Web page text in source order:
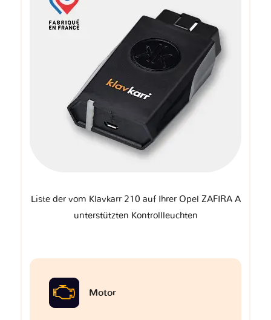
Liste der vom Klavkarr 210 auf Ihrer Opel ZAFIRA A
unterstützten Kontrollleuchten
Motor